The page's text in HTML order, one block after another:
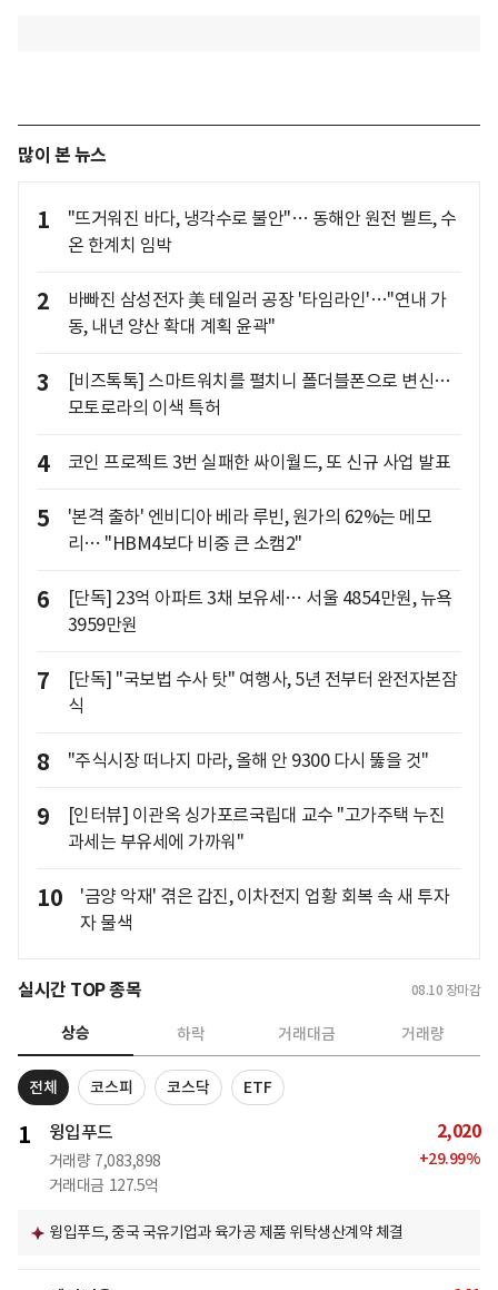
많이 본 뉴스
1
"뜨거워진 바다, 냉각수로 불안"… 동해안 원전 벨트, 수
온 한계치 임박
2
바빠진 삼성전자 美 테일러 공장 '타임라인'…"연내 가
동, 내년 양산 확대 계획 윤곽"
3
[비즈톡톡] 스마트워치를 펼치니 폴더블폰으로 변신…
모토로라의 이색 특허
4 코인 프로젝트 3번 실패한 싸이월드, 또 신규 사업 발표
5
'본격 출하' 엔비디아 베라 루빈, 원가의 62%는 메모
리… "HBM4보다 비중 큰 소캠2"
6
[단독] 23억 아파트 3채 보유세… 서울 4854만원, 뉴욕
3959만원
7
[단독] "국보법 수사 탓" 여행사, 5년 전부터 완전자본잠
식
8 "주식시장 떠나지 마라, 올해 안 9300 다시 뚫을 것"
9
[인터뷰] 이관옥 싱가포르국립대 교수 "고가주택 누진
과세는 부유세에 가까워"
10
'금양 악재' 겪은 갑진, 이차전지 업황 회복 속 새 투자
자 물색
실시간 TOP 종목 08.10 장마감
상승 하락 거래대금 거래량
전체 코스피 코스닥 ETF
1 윙입푸드
거래량 7,083,898
거래대금 127.5억
2,020
+29.99%
윙입푸드, 중국 국유기업과 육가공 제품 위탁생산계약 체결